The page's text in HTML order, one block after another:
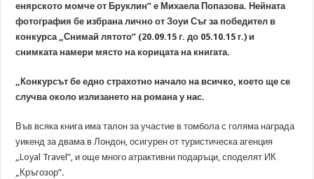
енярското момче от Бруклин” е Михаела Попазова. Нейната
фотография бе избрана лично от Зоуи Съг за победител в
конкурса „Снимай лятото” (20.09.15 г. до 05.10.15 г.) и
снимката намери място на корицата на книгата.
„Конкурсът бе едно страхотно начало на всичко, което ще се
случва около излизането на романа у нас.
Във всяка книга има талон за участие в томбола с голяма награда
уикенд за двама в Лондон, осигурен от туристическа агенция
„Loyal Travel”, и още много атрактивни подаръци, споделят ИК
„Кръгозор”.